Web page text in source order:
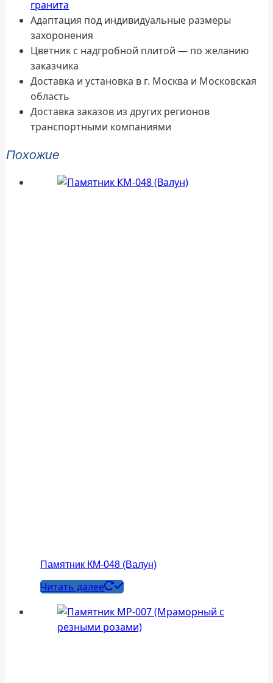
гранита
Адаптация под индивидуальные размеры
захоронения
Цветник с надгробной плитой — по желанию
заказчика
Доставка и установка в г. Москва и Московская
область
Доставка заказов из других регионов
транспортными компаниями
Похожие
Памятник КМ-048 (Валун)
Читать далее